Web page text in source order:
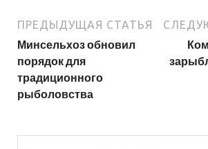
ПРЕДЫДУЩАЯ СТАТЬЯ
Минсельхоз обновил
порядок для
традиционного
рыболовства